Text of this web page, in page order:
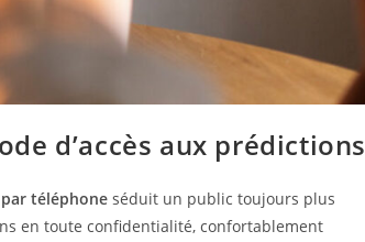
d’accès aux prédictions
téléphone séduit un public toujours plus
en toute confidentialité, confortablement